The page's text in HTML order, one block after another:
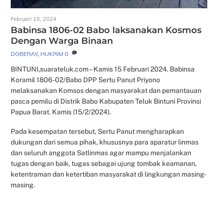
Februari 15, 2024
Babinsa 1806-02 Babo laksanakan Kosmos
Dengan Warga Binaan
DOBERAY, HUKRIM 0
BINTUNI,suarateluk.com – Kamis 15 Februari 2024. Babinsa
Koramil 1806-02/Babo DPP Sertu Panut Priyono
melaksanakan Komsos dengan masyarakat dan pemantauan
pasca pemilu di Distrik Babo Kabupaten Teluk Bintuni Provinsi
Papua Barat. Kamis (15/2/2024).
Pada kesempatan tersebut, Sertu Panut mengharapkan
dukungan dari semua pihak, khususnya para aparatur linmas
dan seluruh anggota Satlinmas agar mampu menjalankan
tugas dengan baik, tugas sebagai ujung tombak keamanan,
ketentraman dan ketertiban masyarakat di lingkungan masing-
masing.